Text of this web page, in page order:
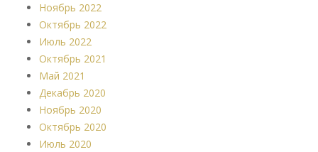
Ноябрь 2022
Октябрь 2022
Июль 2022
Октябрь 2021
Май 2021
Декабрь 2020
Ноябрь 2020
Октябрь 2020
Июль 2020